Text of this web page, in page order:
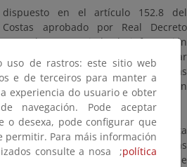
en el artículo 152.8 del
aprobado por Real Decreto
se abre un periodo de información
días, para que puedan consultar
dentro de este plazo, presentar las
o sugerencias que estimen
en las oficinas de esta
C/ Vargas 53-3º en días
a 14:00 horas. También puede
uso de rastros: este sitio web
e de terceiros para manter a
experiencia do usuario e obter
navegación. Pode aceptar
o desexa, pode configurar que
permitir. Para máis información
consulte a nosa ;política